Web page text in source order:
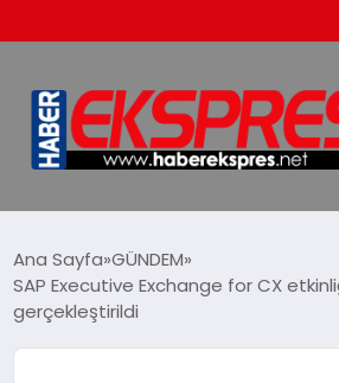
EKONOMİ
Ana Sayfa GÜNDEM
SAP Executive Exchange for CX
gerçekleştirildi